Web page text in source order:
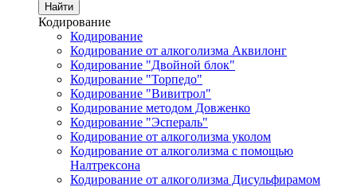
Найти
Кодирование
Кодирование
Кодирование от алкоголизма Аквилонг
Кодирование "Двойной блок"
Кодирование "Торпедо"
Кодирование "Вивитрол"
Кодирование методом Довженко
Кодирование "Эспераль"
Кодирование от алкоголизма уколом
Кодирование от алкоголизма с помощью
Налтрексона
Кодирование от алкоголизма Дисульфирамом